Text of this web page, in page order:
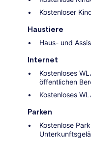
Kostenloser
Haustiere
Haus- und
Internet
Kostenloses
öffentlichen
Kostenloses
Parken
Kostenlose